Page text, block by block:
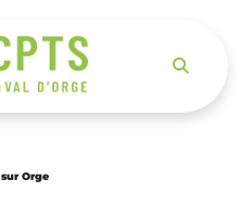
Orge